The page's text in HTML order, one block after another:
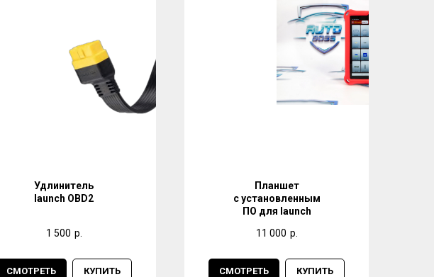
Удлинитель
launch OBD2
1 500 р.
СМОТРЕТЬ КУПИТЬ
Планшет
с установленным
ПО для launch
11 000 р.
СМОТРЕТЬ КУПИТЬ